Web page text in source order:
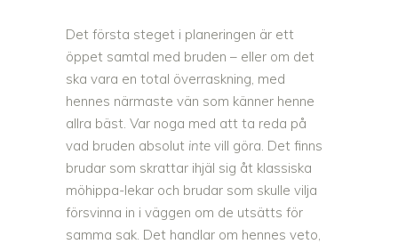
Det första steget i planeringen är ett
öppet samtal med bruden – eller om det
ska vara en total överraskning, med
hennes närmaste vän som känner henne
allra bäst. Var noga med att ta reda på
vad bruden absolut inte vill göra. Det finns
brudar som skrattar ihjäl sig åt klassiska
möhippa-lekar och brudar som skulle vilja
försvinna in i väggen om de utsätts för
samma sak. Det handlar om hennes veto,